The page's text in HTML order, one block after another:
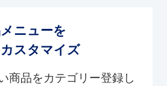
ニューを
スタマイズ
商品をカテゴリー登録し